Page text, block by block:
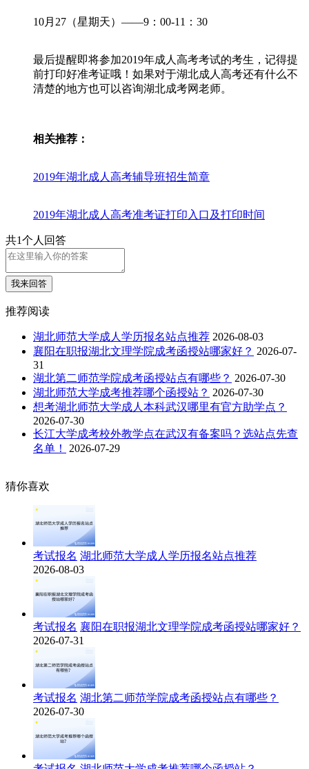
10月27（星期天）——9：00-11：30
最后提醒即将参加2019年成人高考考试的考生，记得提
前打印好准考证哦！如果对于湖北成人高考还有什么不
清楚的地方也可以咨询湖北成考网老师。
相关推荐：
2019年湖北成人高考辅导班招生简章
2019年湖北成人高考准考证打印入口及打印时间
共1个人回答
我来回答
推荐阅读
湖北师范大学成人学历报名站点推荐 2026-08-03
襄阳在职报湖北文理学院成考函授站哪家好？ 2026-07-
31
湖北第二师范学院成考函授站点有哪些？ 2026-07-30
湖北师范大学成考推荐哪个函授站？ 2026-07-30
想考湖北师范大学成人本科武汉哪里有官方助学点？
2026-07-30
长江大学成考校外教学点在武汉有备案吗？选站点先查
名单！
2026-07-29
猜你喜欢
考试报名 湖北师范大学成人学历报名站点推荐
2026-08-03
考试报名 襄阳在职报湖北文理学院成考函授站哪家好？
2026-07-31
考试报名 湖北第二师范学院成考函授站点有哪些？
2026-07-30